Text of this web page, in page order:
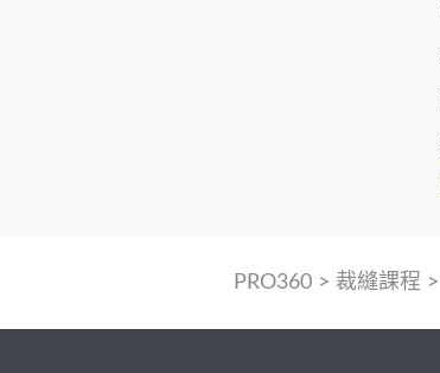
PRO360> 裁縫課程 >